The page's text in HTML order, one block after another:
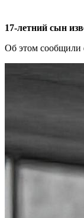
17-летний сын
Об этом сообщили